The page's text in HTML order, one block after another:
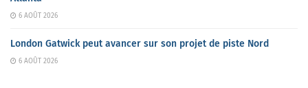
6 AOÛT 2026
London Gatwick peut avancer sur son projet de piste Nord
6 AOÛT 2026